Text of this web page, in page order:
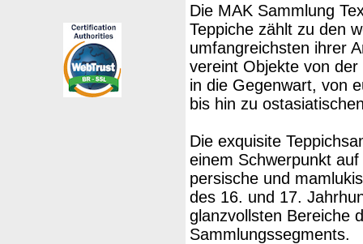
Die MAK Sammlung
Teppiche zählt zu den
umfangreichsten ihrer
vereint Objekte von
in die Gegenwart, von
bis hin zu
Die exquisite
einem Schwerpunkt
persische und
des 16. und 17.
glanzvollsten Bereiche
Sammlungssegments.